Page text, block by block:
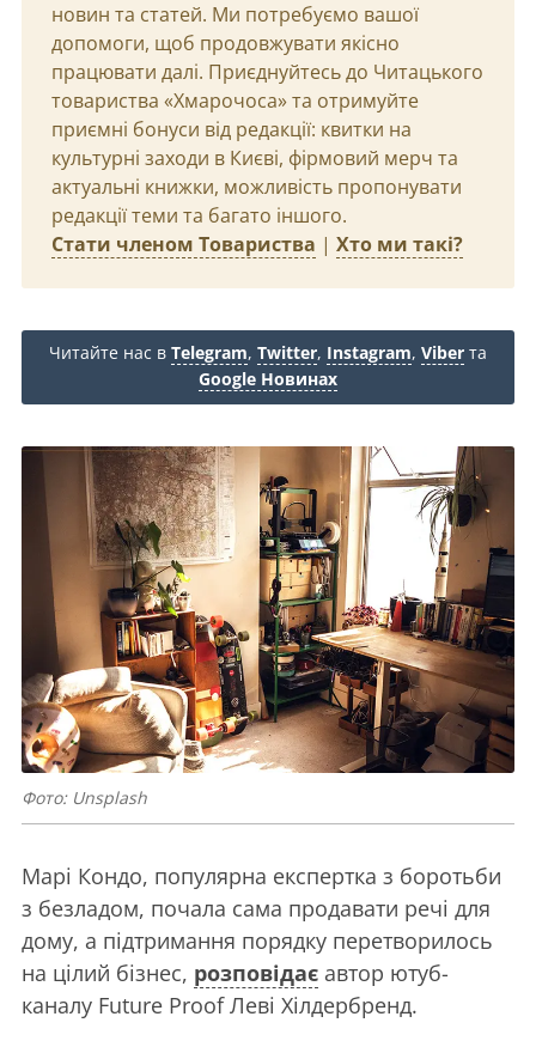
новин та статей. Ми потребуємо вашої
допомоги, щоб продовжувати якісно
працювати далі. Приєднуйтесь до Читацького
товариства «Хмарочоса» та отримуйте
приємні бонуси від редакції: квитки на
культурні заходи в Києві, фірмовий мерч та
актуальні книжки, можливість пропонувати
редакції теми та багато іншого.
Стати членом Товариства | Хто ми такі?
Читайте нас в Telegram, Twitter, Instagram, Viber та
Google Новинах
Фото: Unsplash
Марі Кондо, популярна експертка з боротьби
з безладом, почала сама продавати речі для
дому, а підтримання порядку перетворилось
на цілий бізнес, розповідає автор ютуб-
каналу Future Proof Леві Хілдербренд.